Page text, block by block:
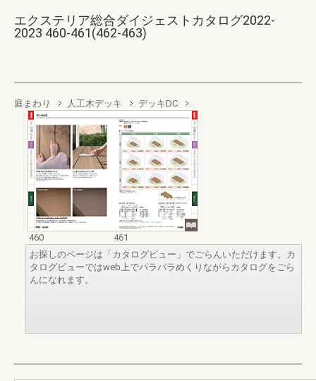
エクステリア総合ダイジェストカタログ2022-
2023 460-461(462-463)
庭まわり 人工木デッキ デッキDC
460
461
お探しのページは「カタログビュー」でごらんいただけます。カ
タログビューではweb上でパラパラめくりながらカタログをごら
んになれます。